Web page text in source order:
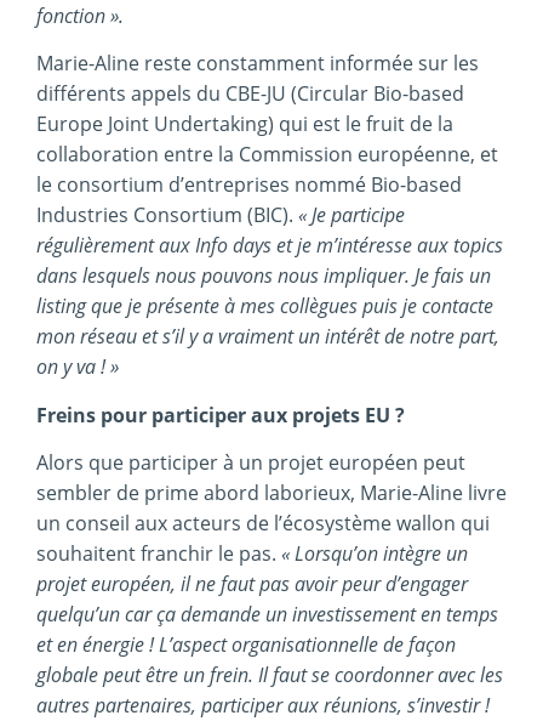
fonction ».
Marie-Aline reste constamment informée sur les
différents appels du CBE-JU (Circular Bio-based
Europe Joint Undertaking) qui est le fruit de la
collaboration entre la Commission européenne, et
le consortium d’entreprises nommé Bio-based
Industries Consortium (BIC). « Je participe
régulièrement aux Info days et je m’intéresse aux topics
dans lesquels nous pouvons nous impliquer. Je fais un
listing que je présente à mes collègues puis je contacte
mon réseau et s’il y a vraiment un intérêt de notre part,
on y va ! »
Freins pour participer aux projets EU ?
Alors que participer à un projet européen peut
sembler de prime abord laborieux, Marie-Aline livre
un conseil aux acteurs de l’écosystème wallon qui
souhaitent franchir le pas. « Lorsqu’on intègre un
projet européen, il ne faut pas avoir peur d’engager
quelqu’un car ça demande un investissement en temps
et en énergie ! L’aspect organisationnelle de façon
globale peut être un frein. Il faut se coordonner avec les
autres partenaires, participer aux réunions, s’investir !